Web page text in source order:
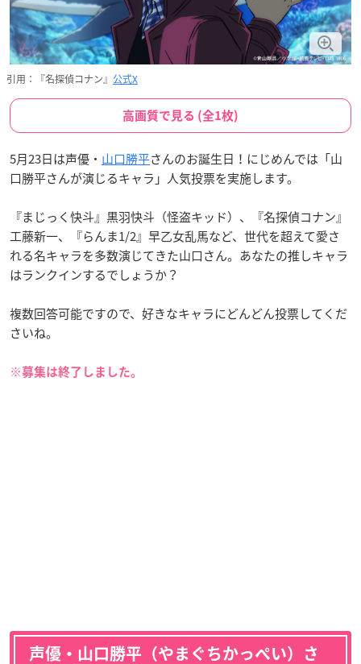
引用：『名探偵コナン』 公式X
高画質で見る (全1枚)
5月23日は声優・ 山口勝平さんのお誕生日！にじめんでは「山
口勝平さんが演じるキャラ」人気投票を実施します。
『まじっく快斗』黒羽快斗（怪盗キッド）、『名探偵コナン』
工藤新一、『らんま1/2』早乙女乱馬など、世代を超えて愛さ
れる名キャラを多数演じてきた山口さん。あなたの推しキャラ
はランクインするでしょうか？
複数回答可能ですので、好きなキャラにどんどん投票してくだ
さいね。
※募集は終了しました。
声優・山口勝平（やまぐちかっぺい）さ